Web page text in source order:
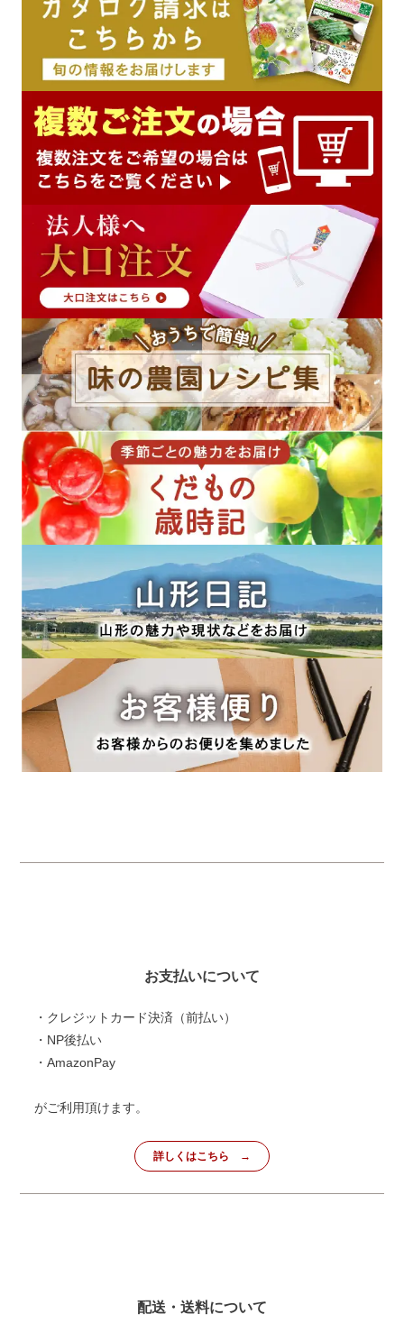
お支払いについて
・クレジットカード決済（前払い）
・NP後払い
・AmazonPay
がご利用頂けます。
詳しくはこちら
配送・送料について